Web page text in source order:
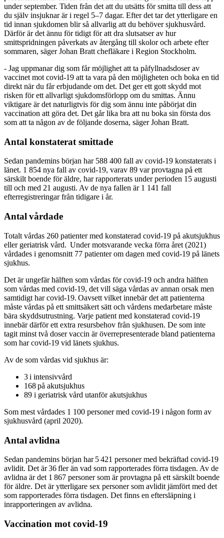
under september. Tiden från det att du utsätts för smitta till dess att
du själv insjuknar är i regel 5–7 dagar. Efter det tar det ytterligare en
tid innan sjukdomen blir så allvarlig att du behöver sjukhusvård.
Därför är det ännu för tidigt för att dra slutsatser av hur
smittspridningen påverkats av återgång till skolor och arbete efter
sommaren, säger Johan Bratt chefläkare i Region Stockholm.
- Jag uppmanar dig som får möjlighet att ta påfyllnadsdoser av
vaccinet mot covid-19 att ta vara på den möjligheten och boka en tid
direkt när du får erbjudande om det. Det ger ett gott skydd mot
risken för ett allvarligt sjukdomsförlopp om du smittas. Ännu
viktigare är det naturligtvis för dig som ännu inte påbörjat din
vaccination att göra det. Det går lika bra att nu boka sin första dos
som att ta någon av de följande doserna, säger Johan Bratt.
Antal konstaterat smittade
Sedan pandemins början har 588 400 fall av covid-19 konstaterats i
länet. 1 854 nya fall av covid-19, varav 89 var provtagna på ett
särskilt boende för äldre, har rapporterats under perioden 15 augusti
till och med 21 augusti. Av de nya fallen är 1 141 fall
efterregistreringar från tidigare i år.
Antal vårdade
Totalt vårdas 260 patienter med konstaterad covid-19 på akutsjukhus
eller geriatrisk vård. Under motsvarande vecka förra året (2021)
vårdades i genomsnitt 77 patienter om dagen med covid-19 på länets
sjukhus.
Det är ungefär hälften som vårdas för covid-19 och andra hälften
som vårdas med covid-19, det vill säga vårdas av annan orsak men
samtidigt har covid-19. Oavsett vilket innebär det att patienterna
måste vårdas på ett smittsäkert sätt och vårdens medarbetare måste
bära skyddsutrustning. Varje patient med konstaterad covid-19
innebär därför ett extra resursbehov från sjukhusen. De som inte
tagit minst två doser vaccin är överrepresenterade bland patienterna
som har covid-19 vid länets sjukhus.
Av de som vårdas vid sjukhus är:
3 i intensivvård
168 på akutsjukhus
89 i geriatrisk vård utanför akutsjukhus
Som mest vårdades 1 100 personer med covid-19 i någon form av
sjukhusvård (april 2020).
Antal avlidna
Sedan pandemins början har 5 421 personer med bekräftad covid-19
avlidit. Det är 36 fler än vad som rapporterades förra tisdagen. Av de
avlidna är det 1 867 personer som är provtagna på ett särskilt boende
för äldre. Det är ytterligare sex personer som avlidit jämfört med det
som rapporterades förra tisdagen. Det finns en eftersläpning i
inrapporteringen av avlidna.
Vaccination mot covid-19